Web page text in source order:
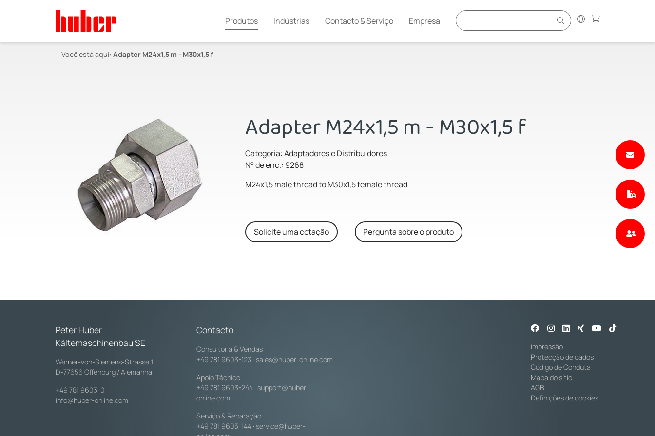
Produtos Indústrias Contacto & Serviço Empresa
Você está aqui: Adapter M24x1,5 m - M30x1,5 f
Adapter M24x1,5 m - M30x1,5 f
Categoria: Adaptadores e Distribuidores
N° de enc.: 9268
M24x1,5 male thread to M30x1,5 female thread
Solicite uma cotação Pergunta sobre o produto
Peter Huber
Kältemaschinenbau SE
Werner-von-Siemens-Strasse 1
D-77656 Offenburg / Alemanha
+49 781 9603-0
info@huber-online.com
Contacto
Consultoria & Vendas
+49 781 9603-123 · sales@huber-online.com
Apoio Técnico
+49 781 9603-244 · support@huber-
online.com
Serviço & Reparação
+49 781 9603-144 · service@huber-
Impressão
Protecção de dados
Código de Conduta
Mapa do sítio
AGB
Definições de cookies